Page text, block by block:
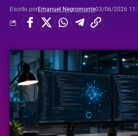
Escrito porEmanuel Negromonte03/06/2026